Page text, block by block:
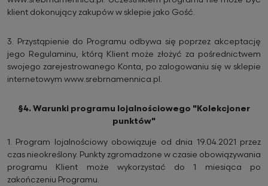
klient dokonujący zakupów w sklepie jako Gość.
3. Przystąpienie do Programu odbywa się poprzez akceptację
jego Regulaminu, którą Klient może złożyć za pośrednictwem
swojego zarejestrowanego Konta, po zalogowaniu się w sklepie
internetowym www.srebrnamennica.pl.
§4. Warunki programu lojalnościowego "Kolekcjoner
punktów"
1. Program lojalnościowy obowiązuje od dnia 19.04.2021 przez
czas nieokreślony. Punkty zgromadzone w czasie obowiązywania
programu Klient może wykorzystać do 1 miesiąca po
zakończeniu Programu.